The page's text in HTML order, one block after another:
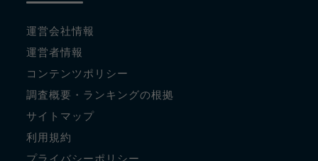
運営会社情報
運営者情報
コンテンツポリシー
調査概要・ランキングの根拠
サイトマップ
利用規約